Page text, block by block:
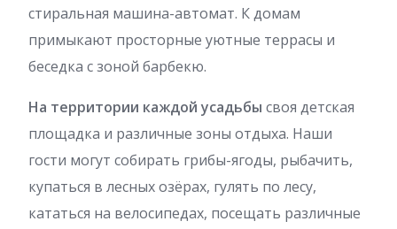
стиральная машина-автомат. К домам
примыкают просторные уютные террасы и
беседка с зоной барбекю.
На территории каждой усадьбы своя детская
площадка и различные зоны отдыха. Наши
гости могут собирать грибы-ягоды, рыбачить,
купаться в лесных озёрах, гулять по лесу,
кататься на велосипедах, посещать различные